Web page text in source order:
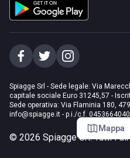
Mappa
Spiagge Srl - Sede legale: Via
capitale sociale Euro 31245,57 -
Sede operativa: Via Flaminia 180,
info@spiagge.it - p.i./c.f.
© 2026 Spiagge Srl. Tutti i